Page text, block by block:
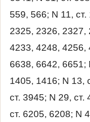
559, 566; N 11,
2325, 2326, 2327,
4233, 4248, 4256,
6638, 6642, 6651;
1405, 1416; N 13,
ст. 3945; N 29,
ст. 6205, 6208; N